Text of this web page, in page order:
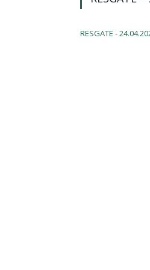
RESGATE -